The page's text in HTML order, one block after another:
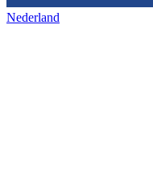
Nederland